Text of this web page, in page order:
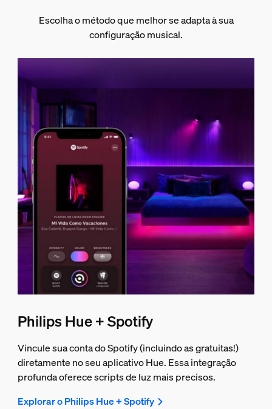
Escolha o método que melhor se adapta à sua
configuração musical.
Philips Hue + Spotify
Vincule sua conta do Spotify (incluindo as gratuitas!)
diretamente no seu aplicativo Hue. Essa integração
profunda oferece scripts de luz mais precisos.
Explorar o Philips Hue + Spotify